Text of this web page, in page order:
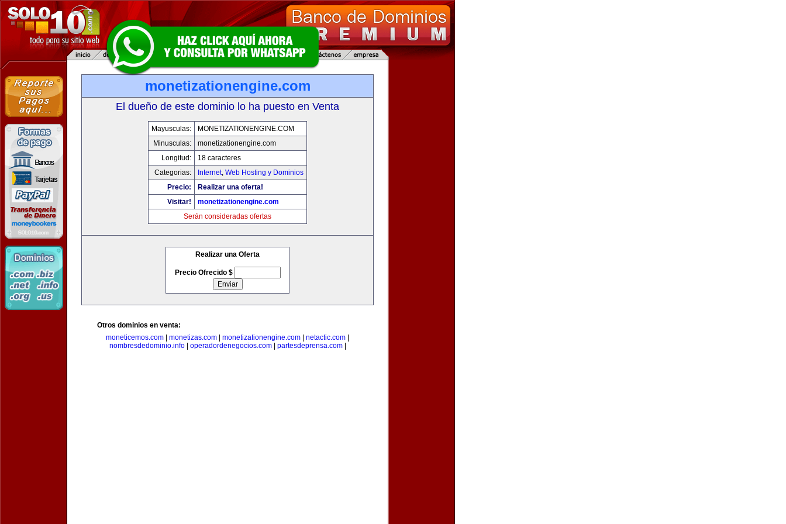
monetizationengine.com
El dueño de este dominio lo ha puesto en Venta
Mayusculas:
MONETIZATIONENGINE.COM
Minusculas:
monetizationengine.com
Longitud:
18 caracteres
Categorias:
Internet, Web Hosting y Dominios
Precio:
Realizar una oferta!
Visitar!
monetizationengine.com
Serán consideradas ofertas
Realizar una Oferta
Precio Ofrecido $
Otros dominios en venta:
moneticemos.com
monetizas.com monetizationengine.com netactic.com
nombresdedominio.info| operadordenegocios.com| partesdeprensa.com|